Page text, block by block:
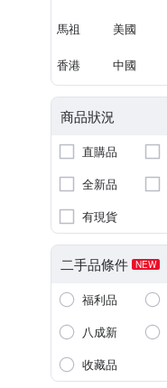
馬祖 美國
香港 中國
商品狀況
直購品
全新品
有現貨
二手品條件 NEW
福利品
八成新
收藏品